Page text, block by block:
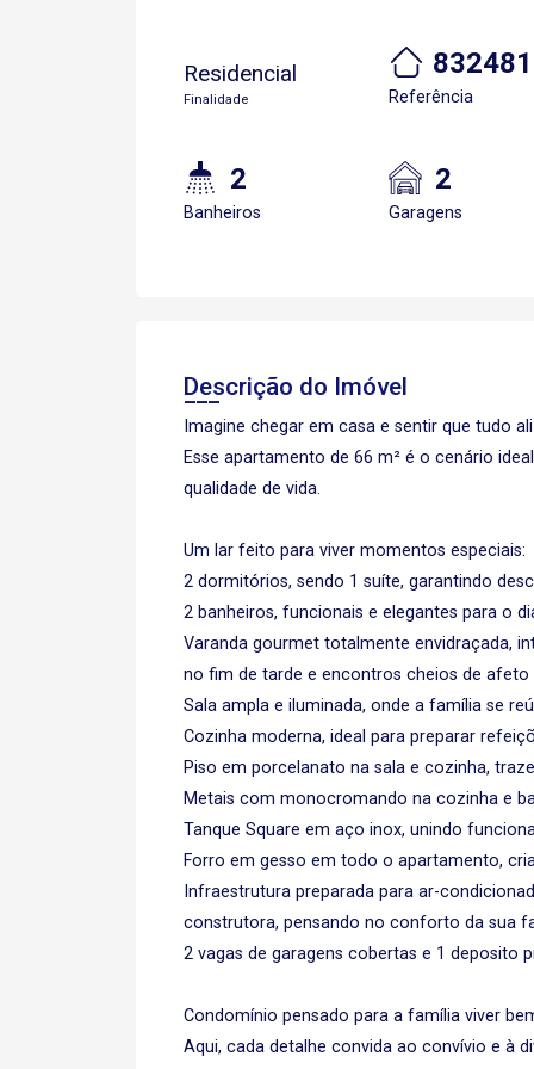
Residencial
Finalidade
832481
Referência
2
Banheiros
2
Garagens
Descrição do Imóvel
Imagine chegar em casa e sentir que tudo
Esse apartamento de 66 m² é o cenário
qualidade de vida.
Um lar feito para viver momentos especiais:
2 dormitórios, sendo 1 suíte, garantindo
2 banheiros, funcionais e elegantes para o
Varanda gourmet totalmente envidraçada,
no fim de tarde e encontros cheios de afeto
Sala ampla e iluminada, onde a família se
Cozinha moderna, ideal para preparar
Piso em porcelanato na sala e cozinha,
Metais com monocromando na cozinha e
Tanque Square em aço inox, unindo
Forro em gesso em todo o apartamento,
Infraestrutura preparada para ar-
construtora, pensando no conforto da sua
2 vagas de garagens cobertas e 1 deposito
Condomínio pensado para a família viver
Aqui, cada detalhe convida ao convívio e à